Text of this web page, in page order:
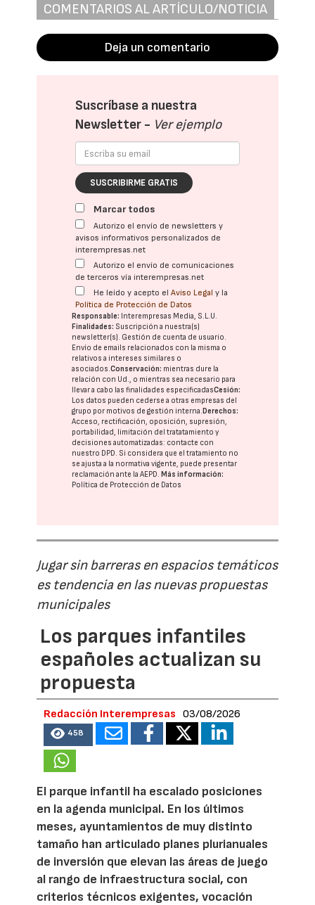
COMENTARIOS AL ARTÍCULO/NOTICIA
Deja un comentario
Suscríbase a nuestra
Newsletter - Ver ejemplo
SUSCRIBIRME GRATIS
Marcar todos
Autorizo el envío de newsletters y
avisos informativos personalizados de
interempresas.net
Autorizo el envío de comunicaciones
de terceros vía interempresas.net
He leído y acepto elAviso Legal y la
Política de Protección de Datos
Responsable: Interempresas Media, S.L.U.
Finalidades: Suscripción a nuestra(s)
newsletter(s). Gestión de cuenta de usuario.
Envío de emails relacionados con la misma o
relativos a intereses similares o
asociados.Conservación: mientras dure la
relación con Ud., o mientras sea necesario para
llevar a cabo las finalidades especificadasCesión:
Los datos pueden cederse a otras empresas del
grupo por motivos de gestión interna. Derechos:
Acceso, rectificación, oposición, supresión,
portabilidad, limitación del tratatamiento y
decisiones automatizadas: contacte con
nuestro DPD. Si considera que el tratamiento no
se ajusta a la normativa vigente, puede presentar
reclamación ante laAEPD. Más información:
Política de Protección de Datos
Jugar sin barreras en espacios temáticos
es tendencia en las nuevas propuestas
municipales
Los parques infantiles
españoles actualizan su
propuesta
Redacción Interempresas 03/08/2026
458
El parque infantil ha escalado posiciones
en la agenda municipal. En los últimos
meses, ayuntamientos de muy distinto
tamaño han articulado planes plurianuales
de inversión que elevan las áreas de juego
al rango de infraestructura social, con
criterios técnicos exigentes, vocación